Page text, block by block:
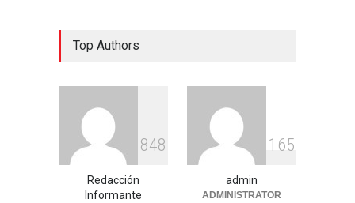
Entre críticas por nepotismo
y demandas de
transparencia, COREMEX
enfrenta un nuevo desafío
Uncategorized julio 30, 2026
Top Authors
848
Redacción
Informante
1 65
admin
ADMINISTRATOR